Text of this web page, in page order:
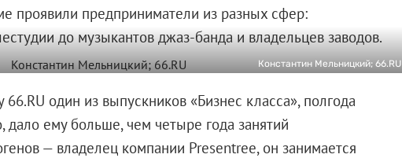
проявили предприниматели из разных сфер:
до музыкантов джаз-банда и владельцев заводов.
Константин Мельницкий; 66.RU
один из выпускников «Бизнес класса», полгода
дало ему больше, чем четыре года занятий
— владелец компании Presentree, он занимается